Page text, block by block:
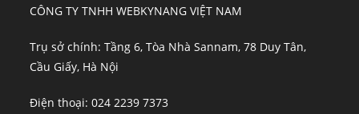
CÔNG TY TNHH WEBKYNANG VIỆT NAM
Trụ sở chính: Tầng 6, Tòa Nhà Sannam, 78 Duy Tân,
Cầu Giấy, Hà Nội
Điện thoại: 024 2239 7373